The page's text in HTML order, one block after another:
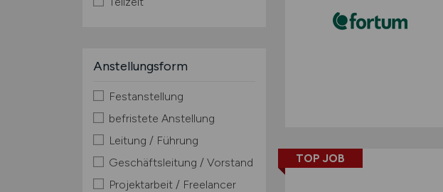
Anstellungsform
Festanstellung
befristete Anstellung
Leitung / Führung
Geschäftsleitung / Vorstand
Projektarbeit / Freelancer
TOP JOB